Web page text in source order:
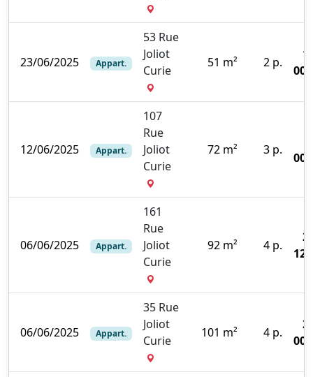
23/06/2025 Appart.
53 Rue
Joliot
Curie
51 m² 2 p.
12/06/2025 Appart.
107
Rue
Joliot
Curie
72 m² 3 p.
06/06/2025 Appart.
161
Rue
Joliot
Curie
92 m² 4 p.
06/06/2025 Appart.
35 Rue
Joliot
Curie
101 m² 4 p.